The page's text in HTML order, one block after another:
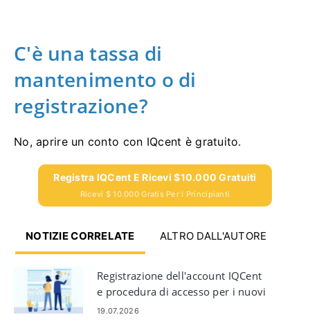
C'è una tassa di
mantenimento o di
registrazione?
No, aprire un conto con IQcent è gratuito.
Registra IQCent E Ricevi $10.000 Gratuiti
Ricevi $ 10.000 Gratis Per I Principianti
NOTIZIE CORRELATE ALTRO DALL'AUTORE
Registrazione dell'account IQCent
e procedura di accesso per i nuovi
utenti
19.07.2026